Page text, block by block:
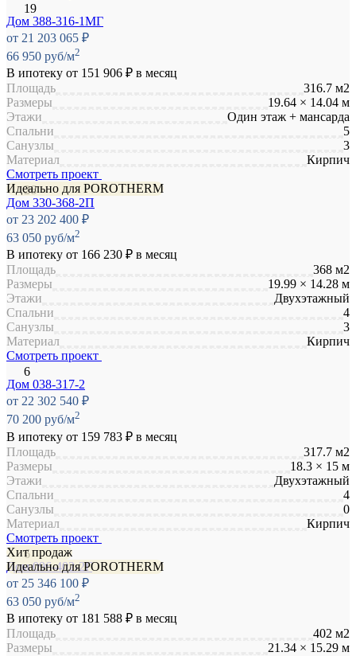
Дом 388-316-1МГ
от 21 203 065 ₽
66 950 руб/м2
В ипотеку от 151 906 ₽ в месяц
Площадь
316.7 м2
Размеры
19.64 × 14.04 м
Этажи
Один этаж + мансарда
Спальни
5
Санузлы
3
Материал
Кирпич
Смотреть проект
Идеально для POROTHERM
Дом 330-368-2П
от 23 202 400 ₽
63 050 руб/м2
В ипотеку от 166 230 ₽ в месяц
Площадь
368 м2
Размеры
19.99 × 14.28 м
Этажи
Двухэтажный
Спальни
4
Санузлы
3
Материал
Кирпич
Смотреть проект
Дом 038-317-2
от 22 302 540 ₽
70 200 руб/м2
В ипотеку от 159 783 ₽ в месяц
Площадь
317.7 м2
Размеры
18.3 × 15 м
Этажи
Двухэтажный
Спальни
4
Санузлы
0
Материал
Кирпич
Смотреть проект
Хит продаж
Идеально для POROTHERM
Дом 096-402-2Г
от 25 346 100 ₽
63 050 руб/м2
В ипотеку от 181 588 ₽ в месяц
Площадь
402 м2
Размеры
21.34 × 15.29 м